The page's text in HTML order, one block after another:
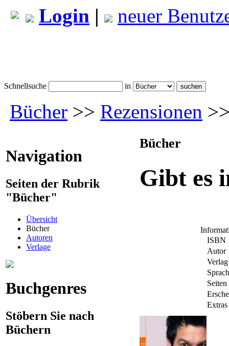
Login | neuer
Schnellsuche in
Bücher >> Rezensionen
Navigation
Seiten der Rubrik
"Bücher"
Übersicht
Bücher
Autoren
Verlage
Buchgenres
Stöbern Sie nach
Büchern
Bücher
Gibt es
ISBN
Autor
Verlag
Seiten
Extras